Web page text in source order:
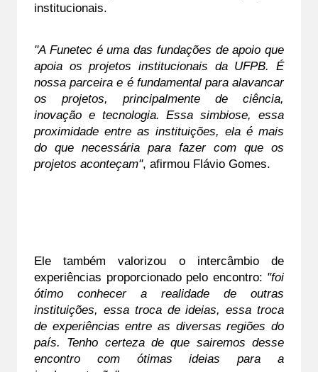
institucionais.
"A Funetec é uma das fundações de apoio que
apoia os projetos institucionais da UFPB. É
nossa parceira e é fundamental para alavancar
os projetos, principalmente de ciência,
inovação e tecnologia. Essa simbiose, essa
proximidade entre as instituições, ela é mais
do que necessária para fazer com que os
projetos aconteçam", afirmou Flávio Gomes.
Ele também valorizou o intercâmbio de
experiências proporcionado pelo encontro: "foi
ótimo conhecer a realidade de outras
instituições, essa troca de ideias, essa troca
de experiências entre as diversas regiões do
país. Tenho certeza de que sairemos desse
encontro com ótimas ideias para a